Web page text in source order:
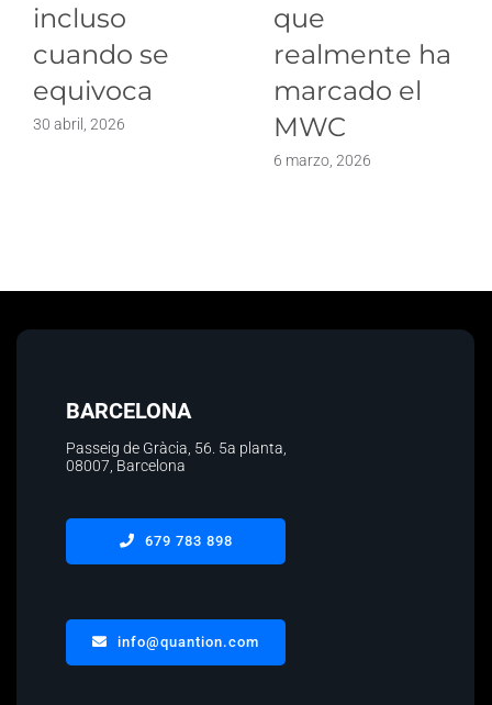
incluso
cuando se
equivoca
30 abril, 2026
que
realmente ha
marcado el
MWC
6 marzo, 2026
BARCELONA
Passeig de Gràcia, 56. 5a planta
08007, Barcelona
679 783 898
info@quantion.com